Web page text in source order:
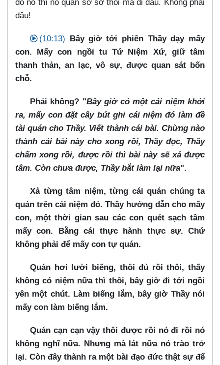
đó nó thì nó quán sơ sơ thôi mà đi đâu. Không phải
đâu!
(10:13)
Bây giờ tới phiên Thầy dạy mấy
con. Mấy con ngồi tu Tứ Niệm Xứ, giữ tâm
thanh thản, an lạc, vô sự, được quan sát bốn
chỗ.
Phải không? "Bây giờ có một cái niệm khởi
ra, mấy con đặt cây bút ghi cái niệm đó làm đề
tài quán cho Thầy. Viết thành cái bài. Chừng nào
thành cái bài này cho xong rồi, Thầy đọc, Thầy
chấm xong rồi, được rồi thì bài này sẽ xả được
tâm. Còn chưa được, Thầy bắt làm lại nữa".
Xả từng tâm niệm, từng cái quán chúng ta
quán trên cái niệm đó. Thầy hướng dẫn cho mấy
con, một thời gian sau các con quét sạch tâm
mấy con. Bằng cái thực hành thực sự. Chứ
không phải để mấy con tự quán.
Quán hơi lười biếng, thôi đủ rồi thôi, thấy
không có niệm nữa thì thôi, bây giờ đi tới ngồi
yên một chút. Làm biếng lắm, bây giờ Thầy nói
mấy con làm biếng lắm.
Quán cạn cạn vậy thôi được rồi nó đi rồi nó
không nghĩ nữa. Nhưng mà lát nữa nó trào trở
lại. Còn đây thành ra một bài đạo đức thật sự để